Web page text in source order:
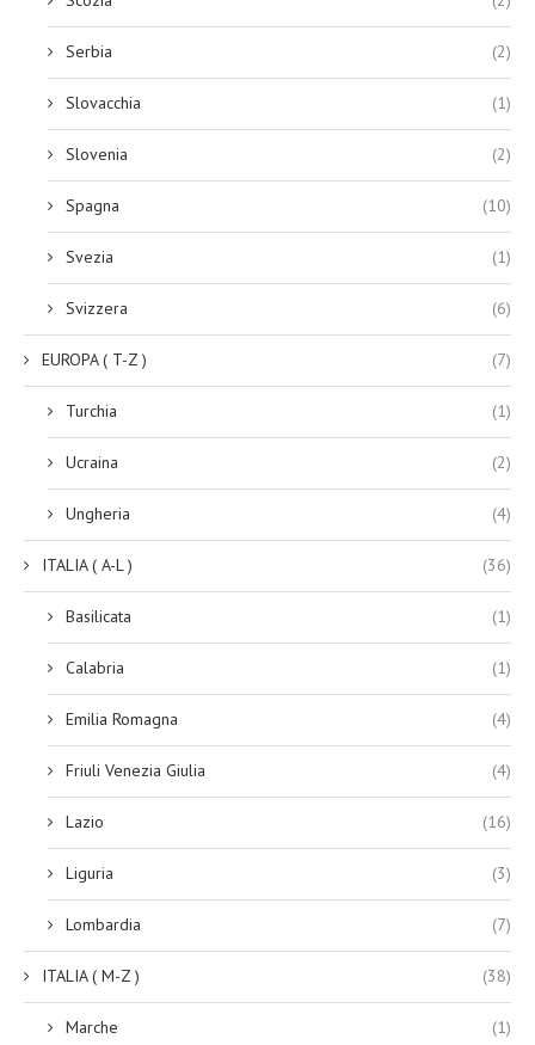
Serbia (2)
Slovacchia (1)
Slovenia (2)
Spagna (10)
Svezia (1)
Svizzera (6)
EUROPA ( T-Z ) (7)
Turchia (1)
Ucraina (2)
Ungheria (4)
ITALIA ( A-L ) (36)
Basilicata (1)
Calabria (1)
Emilia Romagna (4)
Friuli Venezia Giulia (4)
Lazio (16)
Liguria (3)
Lombardia (7)
ITALIA ( M-Z ) (38)
Marche (1)